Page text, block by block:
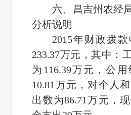
六、昌吉州农经
分析说明
2015年财政拨
233.37万元，其中：
为116.39万元，公
10.81万元，对个人
出数为86.71万元，